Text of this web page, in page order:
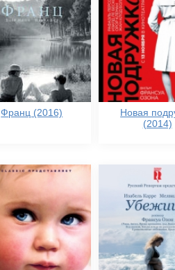
Франц (2016)
Новая
(2014)